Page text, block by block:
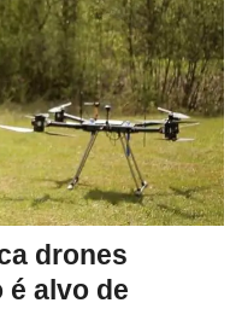
drones
é alvo de